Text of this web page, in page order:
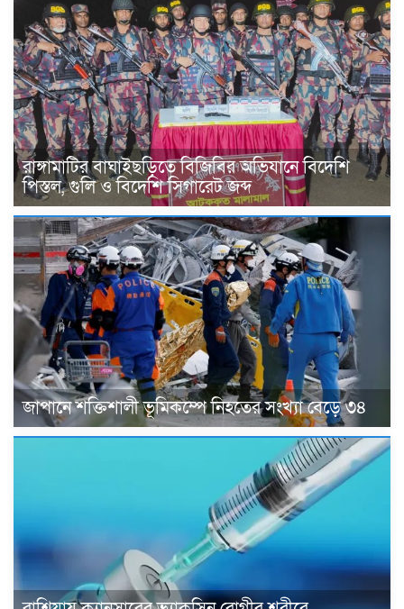
রাঙ্গামাটির বাঘাইছড়িতে বিজিবির অভিযানে বিদেশি
পিস্তল, গুলি ও বিদেশি সিগারেট জব্দ
জাপানে শক্তিশালী ভূমিকম্পে নিহতের সংখ্যা বেড়ে ৩৪